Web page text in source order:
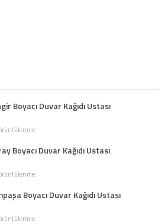
Boyacı Duvar Kağıdı Ustası
Boyacı Duvar Kağıdı Ustası
Boyacı Duvar Kağıdı Ustası